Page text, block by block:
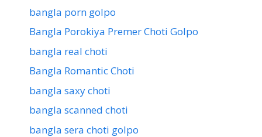
bangla porn golpo
Bangla Porokiya Premer Choti Golpo
bangla real choti
Bangla Romantic Choti
bangla saxy choti
bangla scanned choti
bangla sera choti golpo